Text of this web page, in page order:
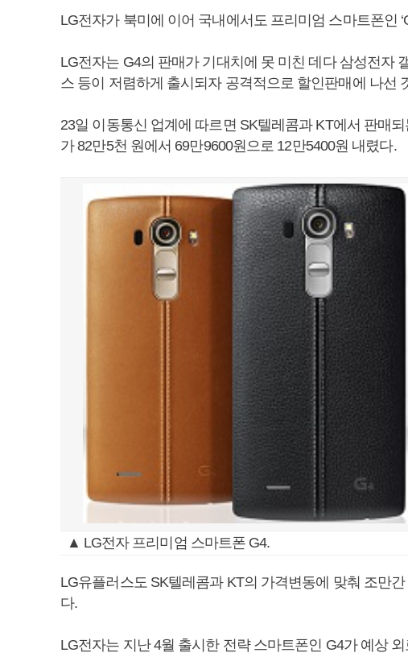
LG전자가 북미에 이어 국내에서도 프리미엄 스마트폰인
LG전자는 G4의 판매가 기대치에 못 미친 데다 삼성전자
스 등이 저렴하게 출시되자 공격적으로 할인판매에 나선
23일 이동통신 업계에 따르면 SK텔레콤과 KT에서 판매되
가 82만5천 원에서 69만9600원으로 12만5400원 내렸다.
▲ LG전자 프리미엄 스마트폰 G4.
LG유플러스도 SK텔레콤과 KT의 가격변동에 맞춰 조만
다.
LG전자는 지난 4월 출시한 전략 스마트폰인 G4가 예상 외